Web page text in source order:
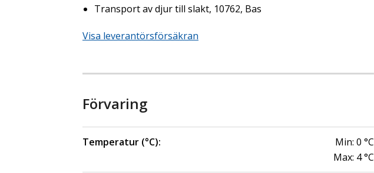
Transport av djur till slakt, 10762, Bas
Visa leverantörsförsäkran
Förvaring
Temperatur (°C): Min: 0 °C
Max: 4°C